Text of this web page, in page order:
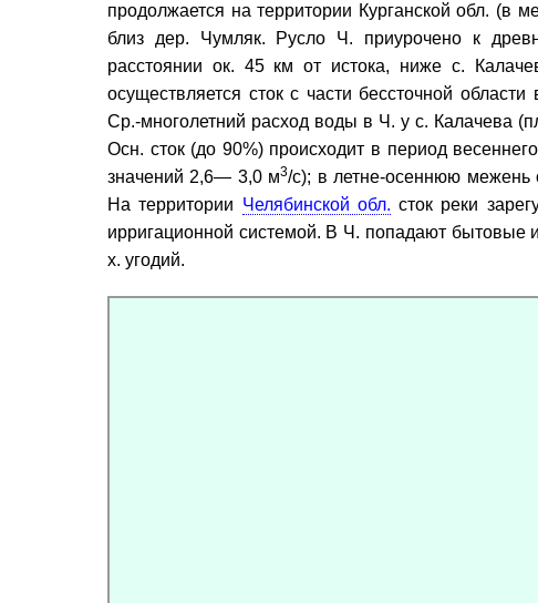
продолжается на территории Курганской обл. (в
близ дер. Чумляк. Русло Ч. приурочено к
расстоянии ок. 45 км от истока, ниже с.
осуществляется сток с части бессточной
Ср.-многолетний расход воды в Ч. у с. Калачева
Осн. сток (до 90%) происходит в период
значений 2,6— 3,0 м3/с); в летне-осеннюю межень
На территории Челябинской обл. сток реки
ирригационной системой. В Ч. попадают бытовые
х. угодий.